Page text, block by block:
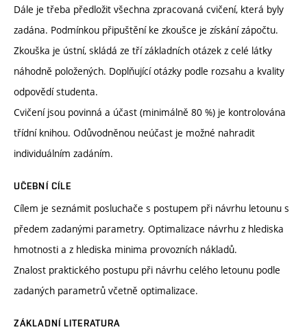
Dále je třeba předložit všechna zpracovaná cvičení, která byly
zadána. Podmínkou připuštění ke zkoušce je získání zápočtu.
Zkouška je ústní, skládá ze tří základních otázek z celé látky
náhodně položených. Doplňující otázky podle rozsahu a kvality
odpovědí studenta.
Cvičení jsou povinná a účast (minimálně 80 %) je kontrolována
třídní knihou. Odůvodněnou neúčast je možné nahradit
individuálním zadáním.
UČEBNÍ CÍLE
Cílem je seznámit posluchače s postupem při návrhu letounu s
předem zadanými parametry. Optimalizace návrhu z hlediska
hmotnosti a z hlediska minima provozních nákladů.
Znalost praktického postupu při návrhu celého letounu podle
zadaných parametrů včetně optimalizace.
ZÁKLADNÍ LITERATURA